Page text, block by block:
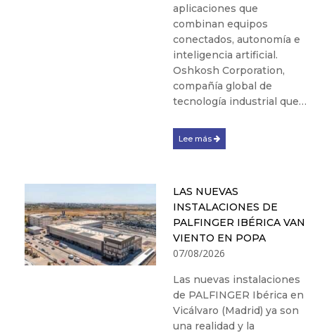
aplicaciones que
combinan equipos
conectados, autonomía e
inteligencia artificial.
Oshkosh Corporation,
compañía global de
tecnología industrial que…
Lee más
LAS NUEVAS
INSTALACIONES DE
PALFINGER IBÉRICA VAN
VIENTO EN POPA
07/08/2026
Las nuevas instalaciones
de PALFINGER Ibérica en
Vicálvaro (Madrid) ya son
una realidad y la